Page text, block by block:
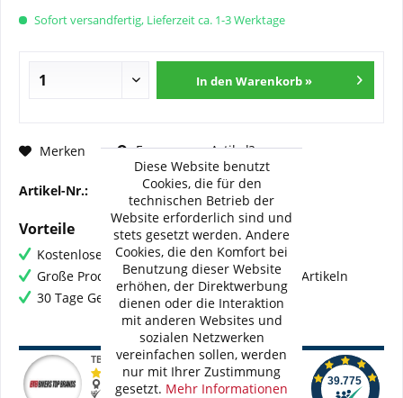
Sofort versandfertig, Lieferzeit ca. 1-3 Werktage
In den Warenkorb »
Merken Fragen zum Artikel?
Artikel-Nr.: BMC-FM-482-08
Vorteile
Kostenloser Versand ab € 60,- Bestellwert
Große Produktauswahl mit mehr als 80.000 Artikeln
30 Tage Geld-Zurück-Garantie
Diese Website benutzt
Cookies, die für den
technischen Betrieb der
Website erforderlich sind und
stets gesetzt werden. Andere
Cookies, die den Komfort bei
Benutzung dieser Website
erhöhen, der Direktwerbung
dienen oder die Interaktion
mit anderen Websites und
sozialen Netzwerken
vereinfachen sollen, werden
nur mit Ihrer Zustimmung
gesetzt. Mehr Informationen